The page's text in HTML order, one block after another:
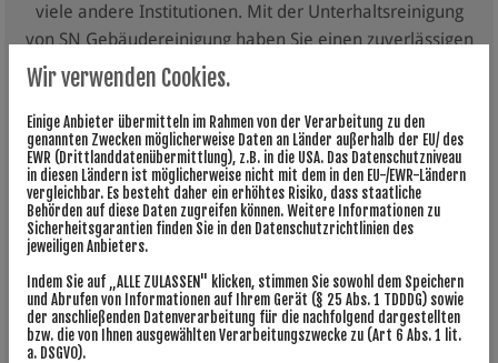
viele andere Institutionen. Mit der Unterhaltsreinigung
von SN Gebäudereinigung haben Sie einen zuverlässigen
und professionellen Partner an Ihrer Seite, der alle
Unsere Mitarbeiter nehmen dieReinigung der
Innenrichtungsehr genau, vom Säubern aller Flächen
bis zum Saugen oder Wischen der Fußböden. Auch das
Leeren und Reinigen der Mülleimer und Aschenbecher
fallen in den Aufgabenbereich der Unterhaltsreinigung
von SN Gebäudereinigung aus Rastatt. Die Büroreinigung
führen wir meistaußerhalb der Geschäftszeitenoder
nach Absprache für Sie durch.
Wir verwenden Cookies.
Einige Anbieter übermitteln im Rahmen von der Verarbeitung zu den
genannten Zwecken möglicherweise Daten an Länder außerhalb der EU/ des
EWR (Drittlanddatenübermittlung), z.B. in die USA. Das Datenschutzniveau
in diesen Ländern ist möglicherweise nicht mit dem in den EU-/EWR-Ländern
vergleichbar. Es besteht daher ein erhöhtes Risiko, dass staatliche
Behörden auf diese Daten zugreifen können. Weitere Informationen zu
Sicherheitsgarantien finden Sie in den Datenschutzrichtlinien des
jeweiligen Anbieters.
Indem Sie auf „ALLE ZULASSEN" klicken, stimmen Sie sowohl dem Speichern
und Abrufen von Informationen auf Ihrem Gerät (§ 25 Abs. 1 TDDDG) sowie
der anschließenden Datenverarbeitung für die nachfolgend dargestellten
bzw. die von Ihnen ausgewählten Verarbeitungszwecke zu (Art 6 Abs. 1 lit.
a. DSGVO).